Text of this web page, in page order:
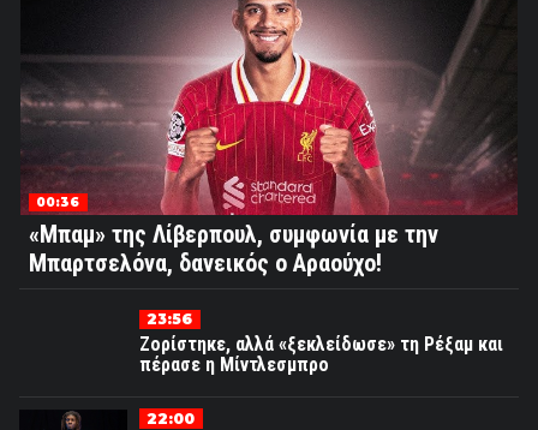
00:36
«Μπαμ» της Λίβερπουλ, συμφωνία με την
Μπαρτσελόνα, δανεικός ο Αραούχο!
23:56
Ζορίστηκε, αλλά «ξεκλείδωσε» τη Ρέξαμ και
πέρασε η Μίντλεσμπρο
22:00